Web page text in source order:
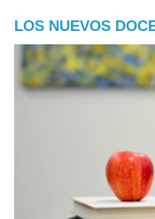
LOS NUEVOS